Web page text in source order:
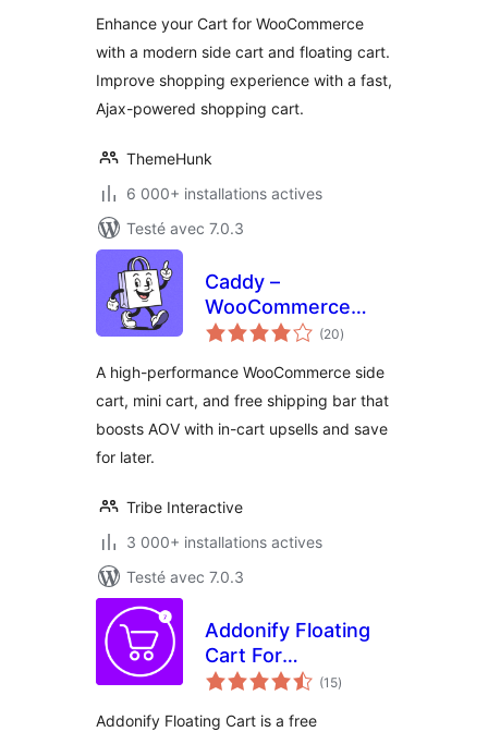
Enhance your Cart for WooCommerce
with a modern side cart and floating cart.
Improve shopping experience with a fast,
Ajax-powered shopping cart.
ThemeHunk
6 000+ installations actives
Testé avec 7.0.3
Caddy –
WooCommerce
Side Cart & Free
(20notes
en
)
A high-performance WooCommerce side
cart, mini cart, and free shipping bar that
boosts AOV with in-cart upsells and save
for later.
Tribe Interactive
3 000+ installations actives
Testé avec 7.0.3
Addonify Floating
Cart For
WooCommerce
(15notes
en
)
Addonify Floating Cart is a free